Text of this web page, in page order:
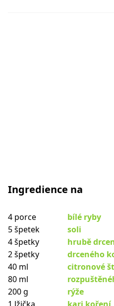
Ingredience na
4 porce
bílé ryby
5 špetek
soli
4 špetky
hrubě
2 špetky
drceného
40 ml
citronové
80 ml
200 g
rýže